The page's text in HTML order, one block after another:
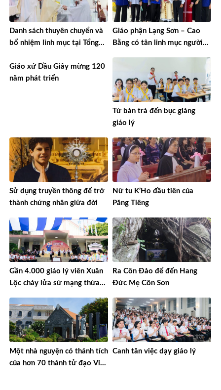
Danh sách thuyên chuyển và
bổ nhiệm linh mục tại Tổng
Giáo phận Lạng Sơn – Cao
Bằng có tân linh mục người
Giáo xứ Dầu Giây mừng 120
năm phát triển
Từ bàn trà đến bục giảng
giáo lý
Sử dụng truyền thông để trở
thành chứng nhân giữa đời
Nữ tu K’Ho đầu tiên của
Păng Tiêng
Gần 4.000 giáo lý viên Xuân
Lộc cháy lửa sứ mạng thừa
Ra Côn Đảo để đến Hang
Đức Mẹ Côn Sơn
Một nhà nguyện có thánh tích
của hơn 70 thánh tử đạo Việt
Canh tân việc dạy giáo lý